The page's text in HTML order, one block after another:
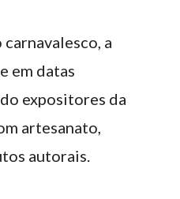
a
em datas
expositores da
artesanato,
autorais.